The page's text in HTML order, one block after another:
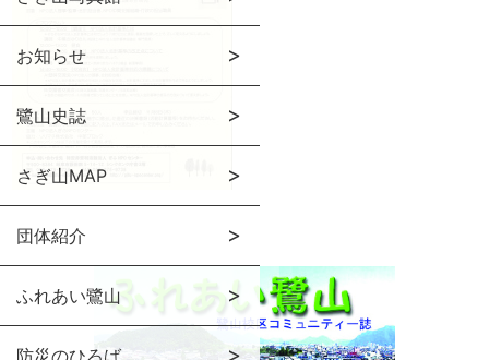
お知らせ
鷺山史誌
さぎ山MAP
団体紹介
ふれあい鷺山